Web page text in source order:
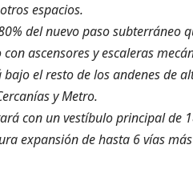
espacios.
del nuevo paso subterráneo
ascensores y escaleras
el resto de los andenes de
y Metro.
con un vestíbulo principal de
expansión de hasta 6 vías